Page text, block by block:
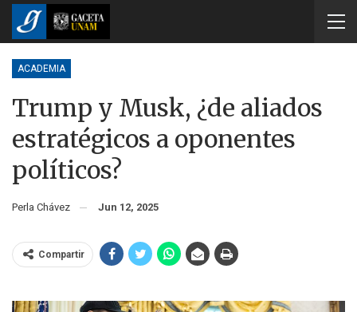
ACADEMIA
Trump y Musk, ¿de aliados
estratégicos a oponentes
políticos?
Perla Chávez Jun 12, 2025
Compartir